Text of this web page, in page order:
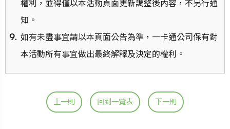
權利，並得僅以本活動頁面更新調整後內容，不另行通
知。
如有未盡事宜請以本頁面公告為準，一卡通公司保有對
本活動所有事宜做出最終解釋及決定的權利。
上一則 回到一覽表 下一則